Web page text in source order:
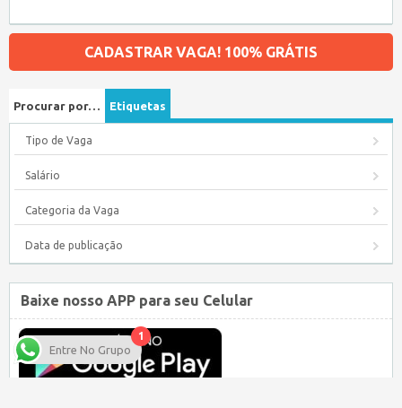
CADASTRAR VAGA! 100% GRÁTIS
Procurar por… Etiquetas
Tipo de Vaga
Salário
Categoria da Vaga
Data de publicação
Baixe nosso APP para seu Celular
1
Entre No Grupo